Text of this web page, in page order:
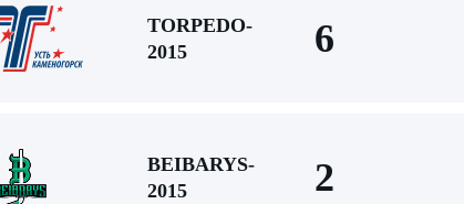
TORPEDO-
2015
6
BEIBARYS-
2015
2